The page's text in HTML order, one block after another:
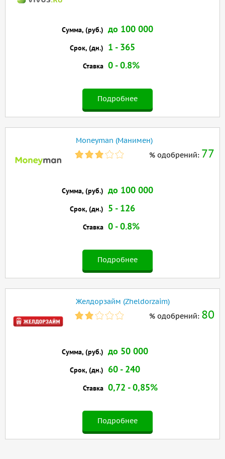
Подробнее
Сумма, (руб.) до 100 000
Срок, (дн.) 1 - 365
Ставка 0 - 0.8%
Moneyman (Манимен)
% одобрений: 77
Подробнее
Сумма, (руб.) до 100 000
Срок, (дн.) 5 - 126
Ставка 0 - 0.8%
Желдорзайм (Zheldorzaim)
% одобрений: 80
Подробнее
Сумма, (руб.) до 50 000
Срок, (дн.) 60 - 240
Ставка 0,72 - 0,85%